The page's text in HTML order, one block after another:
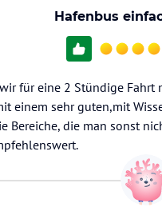
Hafenbus
für eine 2 Stündige
einem sehr guten,mit
Bereiche, die man sonst